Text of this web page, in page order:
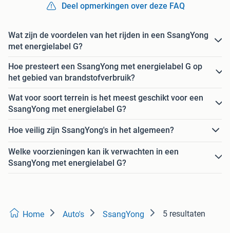
Deel opmerkingen over deze FAQ
Wat zijn de voordelen van het rijden in een SsangYong
met energielabel G?
Hoe presteert een SsangYong met energielabel G op
het gebied van brandstofverbruik?
Wat voor soort terrein is het meest geschikt voor een
SsangYong met energielabel G?
Hoe veilig zijn SsangYong's in het algemeen?
Welke voorzieningen kan ik verwachten in een
SsangYong met energielabel G?
Home Auto's SsangYong 5 resultaten